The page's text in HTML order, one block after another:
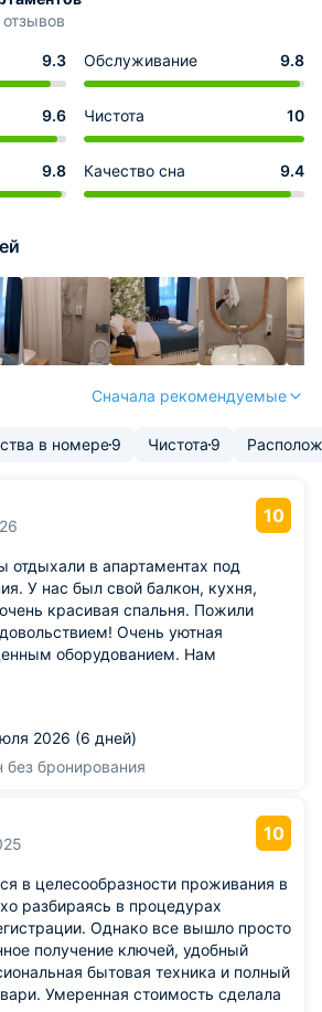
9.3 Обслуживание 9.8
9.6 Чистота 10
9.8 Качество сна 9.4
Сначала рекомендуемые
в номере9 Чистота 9
10
отдыхали в апартаментах под
У нас был свой балкон, кухня,
красивая спальня. Пожили
Очень уютная
оборудованием. Нам
кто находится в поиске жилья в
2026 (6 дней)
без бронирования
10
в целесообразности проживания в
разбираясь в процедурах
Однако все вышло просто
получение ключей, удобный
бытовая техника и полный
Умеренная стоимость сделала